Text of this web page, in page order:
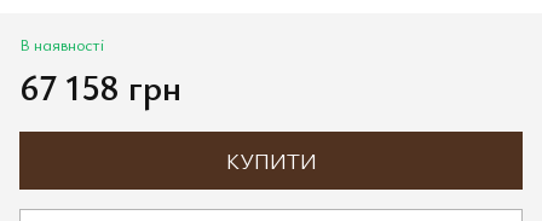
В наявності
67 158 грн
КУПИТИ